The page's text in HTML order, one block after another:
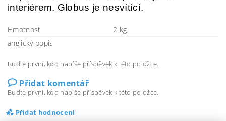
interiérem. Globus je nesvítící.
Hmotnost
2 kg
anglický popis
Buďte první, kdo napíše příspěvek k této položce.
Přidat komentář
Buďte první, kdo napíše příspěvek k této položce.
Přidat hodnocení